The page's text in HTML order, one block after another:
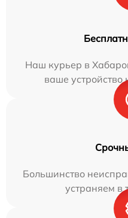
Наш курьер в
ваше устройство
Большинство
устраняем в